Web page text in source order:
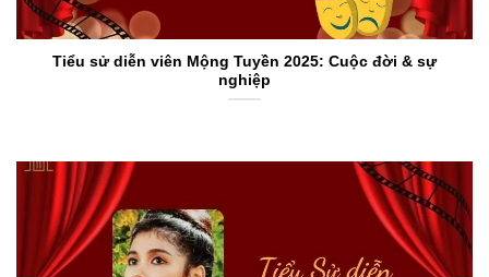
Tiểu sử diễn viên Mộng Tuyền 2025: Cuộc đời & sự
nghiệp